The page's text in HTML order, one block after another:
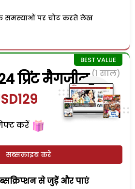
समस्याओं पर चोट करते लेख
प्रिंट मैगजीन (1 साल)
करें
सब्सक्राइब करें
से जुड़ेें और पाएं